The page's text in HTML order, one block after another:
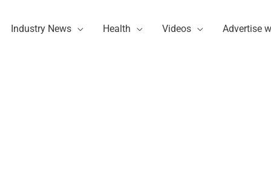
Industry News Health Videos Advertise